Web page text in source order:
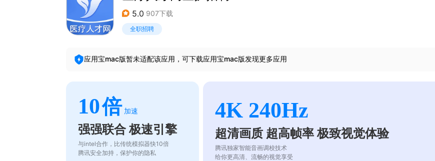
5.0 907下载
全职招聘
应用宝mac版暂未适配该应用，可下载应用宝mac版发现更多应用
10倍 加速
强强联合 极速引擎
与intel合作，比传统模拟器快10倍
腾讯安全加持，保护你的隐私
4K 240Hz
超清画质 超高帧率 极致视觉体验
腾讯独家智能音画调校技术
给你更高清、流畅的视觉享受